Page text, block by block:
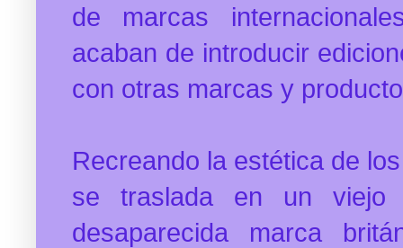
de marcas
acaban de introducir
con otras marcas y
Recreando la estética de
se traslada en un viejo
desaparecida marca